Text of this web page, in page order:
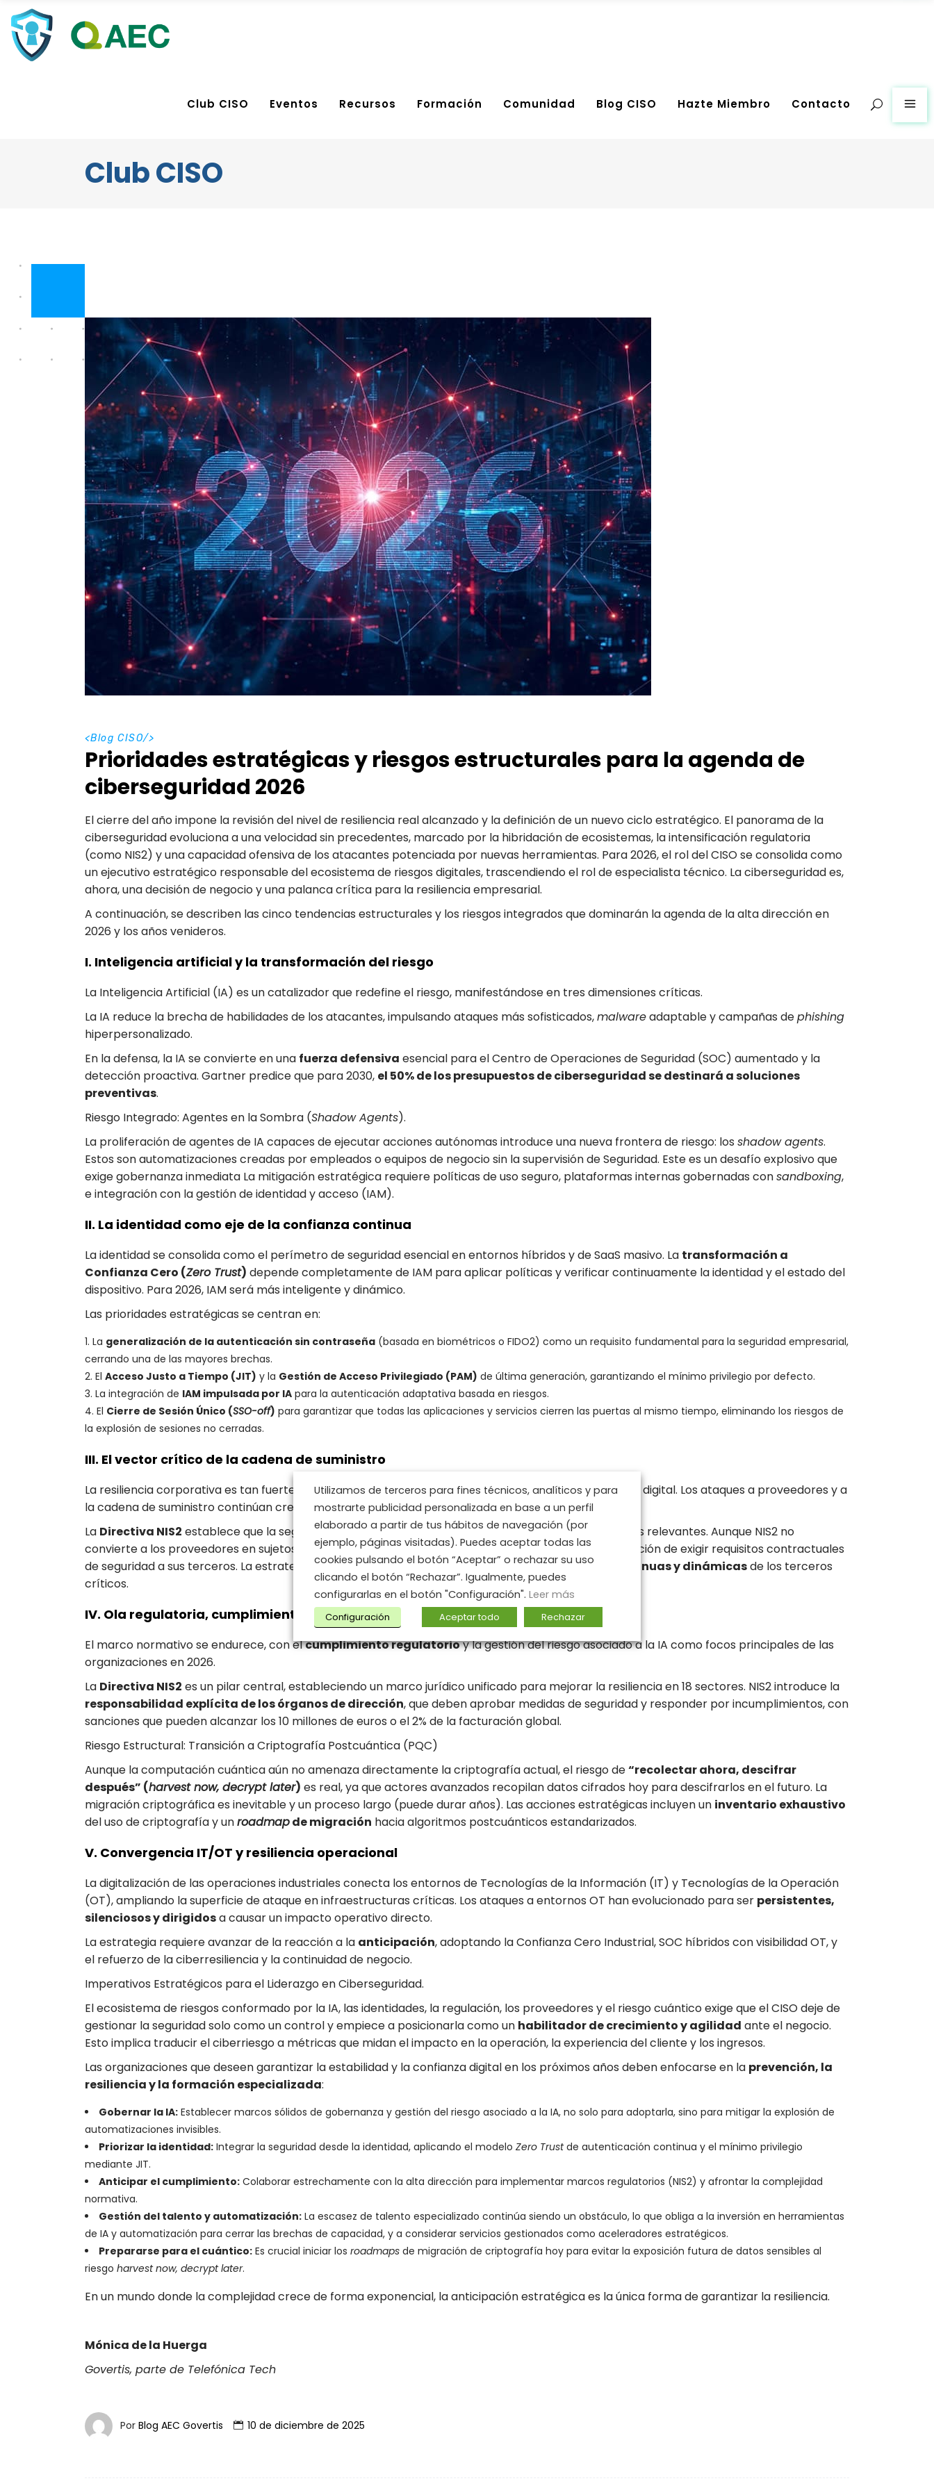
Club CISO Eventos Recursos Formación Comunidad Blog CISO Hazte Miembro Contacto
Club CISO
<Blog CISO/>
Prioridades estratégicas y riesgos estructurales para la agenda de
ciberseguridad 2026
El cierre del año impone la revisión del nivel de resiliencia real alcanzado y la definición de un nuevo ciclo estratégico. El panorama de la
ciberseguridad evoluciona a una velocidad sin precedentes, marcado por la hibridación de ecosistemas, la intensificación regulatoria
(como NIS2) y una capacidad ofensiva de los atacantes potenciada por nuevas herramientas. Para 2026, el rol del CISO se consolida como
un ejecutivo estratégico responsable del ecosistema de riesgos digitales, trascendiendo el rol de especialista técnico. La ciberseguridad es,
ahora, una decisión de negocio y una palanca crítica para la resiliencia empresarial.
A continuación, se describen las cinco tendencias estructurales y los riesgos integrados que dominarán la agenda de la alta dirección en
2026 y los años venideros.
I. Inteligencia artificial y la transformación del riesgo
La Inteligencia Artificial (IA) es un catalizador que redefine el riesgo, manifestándose en tres dimensiones críticas.
La IA reduce la brecha de habilidades de los atacantes, impulsando ataques más sofisticados,malwareadaptable y campañas dephishing
hiperpersonalizado.
En la defensa, la IA se convierte en una fuerza defensiva esencial para el Centro de Operaciones de Seguridad (SOC) aumentado y la
detección proactiva. Gartner predice que para 2030, el 50% de los presupuestos de ciberseguridad se destinará a soluciones
preventivas.
Riesgo Integrado: Agentes en la Sombra (Shadow Agents).
La proliferación de agentes de IA capaces de ejecutar acciones autónomas introduce una nueva frontera de riesgo: los shadow agents.
Estos son automatizaciones creadas por empleados o equipos de negocio sin la supervisión de Seguridad. Este es un desafío explosivo que
exige gobernanza inmediata La mitigación estratégica requiere políticas de uso seguro, plataformas internas gobernadas consandboxing,
e integración con la gestión de identidad y acceso (IAM).
II. La identidad como eje de la confianza continua
La identidad se consolida como el perímetro de seguridad esencial en entornos híbridos y de SaaS masivo. La transformación a
Confianza Cero (Zero Trust) depende completamente de IAM para aplicar políticas y verificar continuamente la identidad y el estado del
dispositivo. Para 2026, IAM será más inteligente y dinámico.
Las prioridades estratégicas se centran en:
La generalización de la autenticación sin contraseña (basada en biométricos o FIDO2) como un requisito fundamental para la seguridad empresarial,
cerrando una de las mayores brechas.
El Acceso Justo a Tiempo (JIT) y la Gestión de Acceso Privilegiado (PAM) de última generación, garantizando el mínimo privilegio por defecto.
La integración de IAM impulsada por IA para la autenticación adaptativa basada en riesgos.
El Cierre de Sesión Único (SSO-off) para garantizar que todas las aplicaciones y servicios cierren las puertas al mismo tiempo, eliminando los riesgos de
la explosión de sesiones no cerradas.
III. El vector crítico de la cadena de suministro
La resiliencia corporativa es tan fuerte como el proveedor más débil que tenga acceso al ecosistema digital. Los ataques a proveedores y a
la cadena de suministro continúan creciendo en volumen e impacto.
La Directiva NIS2 establece que la seguridad de la cadena de suministro es una de las novedades más relevantes. Aunque NIS2 no
convierte a los proveedores en sujetos obligados, impone a la entidad esencial o importante la obligación de exigir requisitos contractuales
de seguridad a sus terceros. La estrategia de seguridad requiere la realización deevaluaciones continuas y dinámicasde los terceros
críticos.
IV. Ola regulatoria, cumplimiento y criptografía avanzada
El marco normativo se endurece, con elcumplimiento regulatorioy la gestión del riesgo asociado a la IA como focos principales de las
organizaciones en 2026.
La Directiva NIS2 es un pilar central, estableciendo un marco jurídico unificado para mejorar la resiliencia en 18 sectores. NIS2 introduce la
responsabilidad explícita de los órganos de dirección, que deben aprobar medidas de seguridad y responder por incumplimientos, con
sanciones que pueden alcanzar los 10 millones de euros o el 2% de la facturación global.
Riesgo Estructural: Transición a Criptografía Postcuántica (PQC)
Aunque la computación cuántica aún no amenaza directamente la criptografía actual, el riesgo de“recolectar ahora, descifrar
después” (harvest now, decrypt later) es real, ya que actores avanzados recopilan datos cifrados hoy para descifrarlos en el futuro. La
migración criptográfica es inevitable y un proceso largo (puede durar años). Las acciones estratégicas incluyen un inventario exhaustivo
del uso de criptografía y unroadmapde migración hacia algoritmos postcuánticos estandarizados.
V. Convergencia IT/OT y resiliencia operacional
La digitalización de las operaciones industriales conecta los entornos de Tecnologías de la Información (IT) y Tecnologías de la Operación
(OT), ampliando la superficie de ataque en infraestructuras críticas. Los ataques a entornos OT han evolucionado para ser persistentes,
silenciosos y dirigidosa causar un impacto operativo directo.
La estrategia requiere avanzar de la reacción a la anticipación, adoptando la Confianza Cero Industrial, SOC híbridos con visibilidad OT, y
el refuerzo de la ciberresiliencia y la continuidad de negocio.
Imperativos Estratégicos para el Liderazgo en Ciberseguridad.
El ecosistema de riesgos conformado por la IA, las identidades, la regulación, los proveedores y el riesgo cuántico exige que el CISO deje de
gestionar la seguridad solo como un control y empiece a posicionarla como un habilitador de crecimiento y agilidad ante el negocio.
Esto implica traducir el ciberriesgo a métricas que midan el impacto en la operación, la experiencia del cliente y los ingresos.
Las organizaciones que deseen garantizar la estabilidad y la confianza digital en los próximos años deben enfocarse en la prevención, la
resiliencia y la formación especializada:
Gobernar la IA: Establecer marcos sólidos de gobernanza y gestión del riesgo asociado a la IA, no solo para adoptarla, sino para mitigar la explosión de
automatizaciones invisibles.
Priorizar la identidad: Integrar la seguridad desde la identidad, aplicando el modelo Zero Trustde autenticación continua y el mínimo privilegio
mediante JIT.
Anticipar el cumplimiento: Colaborar estrechamente con la alta dirección para implementar marcos regulatorios (NIS2) y afrontar la complejidad
normativa.
Gestión del talento y automatización: La escasez de talento especializado continúa siendo un obstáculo, lo que obliga a la inversión en herramientas
de IA y automatización para cerrar las brechas de capacidad, y a considerar servicios gestionados como aceleradores estratégicos.
Prepararse para el cuántico: Es crucial iniciar los roadmaps de migración de criptografía hoy para evitar la exposición futura de datos sensibles al
riesgo harvest now, decrypt later.
En un mundo donde la complejidad crece de forma exponencial, la anticipación estratégica es la única forma de garantizar la resiliencia.
Mónica de la Huerga
Govertis, parte de Telefónica Tech
Por Blog AEC Govertis 10 de diciembre de 2025
Utilizamos de terceros para fines técnicos, analíticos y para
mostrarte publicidad personalizada en base a un perfil
elaborado a partir de tus hábitos de navegación (por
ejemplo, páginas visitadas). Puedes aceptar todas las
cookies pulsando el botón “Aceptar” o rechazar su uso
clicando el botón “Rechazar”. Igualmente, puedes
configurarlas en el botón "Configuración". Leer más
Configuración Aceptar todo Rechazar